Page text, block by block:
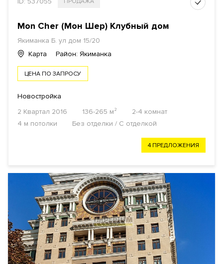
Mon Cher (Мон Шер) Клубный дом
Якиманка Б. ул дом 15/20
Карта
Район: Якиманка
ЦЕНА ПО ЗАПРОСУ
Новостройка
2 Квартал 2016
136-265 м²
2-4 комнат
4 м потолки
Без отделки / С отделкой
4 ПРЕДЛОЖЕНИЯ